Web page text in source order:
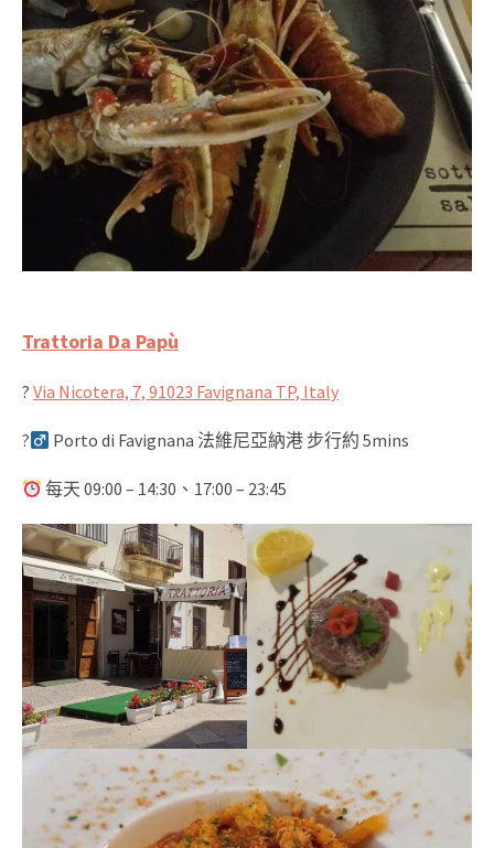
Trattoria Da Papù
? Via Nicotera, 7, 91023 Favignana TP, Italy
?‍ Porto di Favignana 法維尼亞納港 步行約 5mins
每天 09:00 – 14:30、17:00 – 23:45